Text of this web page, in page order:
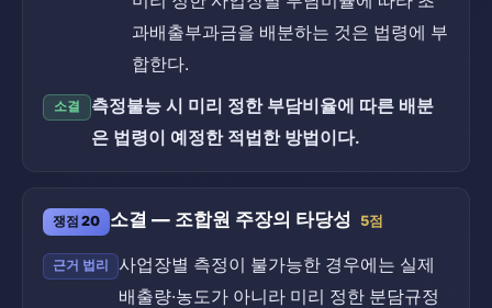
과배출부과금을 배분하는 것은 법령에 부
합한다.
소결
측정불능 시 미리 정한 부담비율에 따른 배분
은 법령이 예정한 적법한 방법이다.
쟁점 20 소결 — 조합원 주장의 타당성 5점
근거 법리
사업장별 측정이 불가능한 경우에는 실제
배출량·농도가 아니라 미리 정한 분담규정